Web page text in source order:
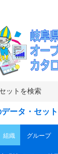
ータ・セッ
組織 グループ